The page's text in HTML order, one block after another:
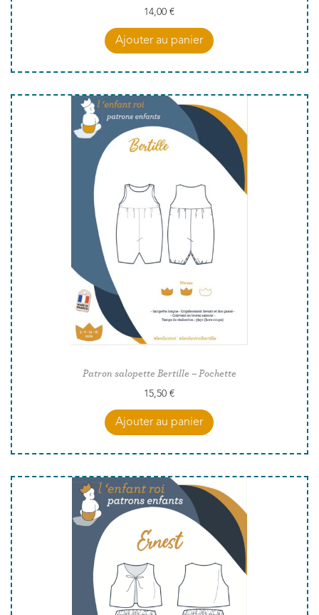
14,00€
Ajouter au panier
Patron salopette Bertille – Pochette
15,50€
Ajouter au panier